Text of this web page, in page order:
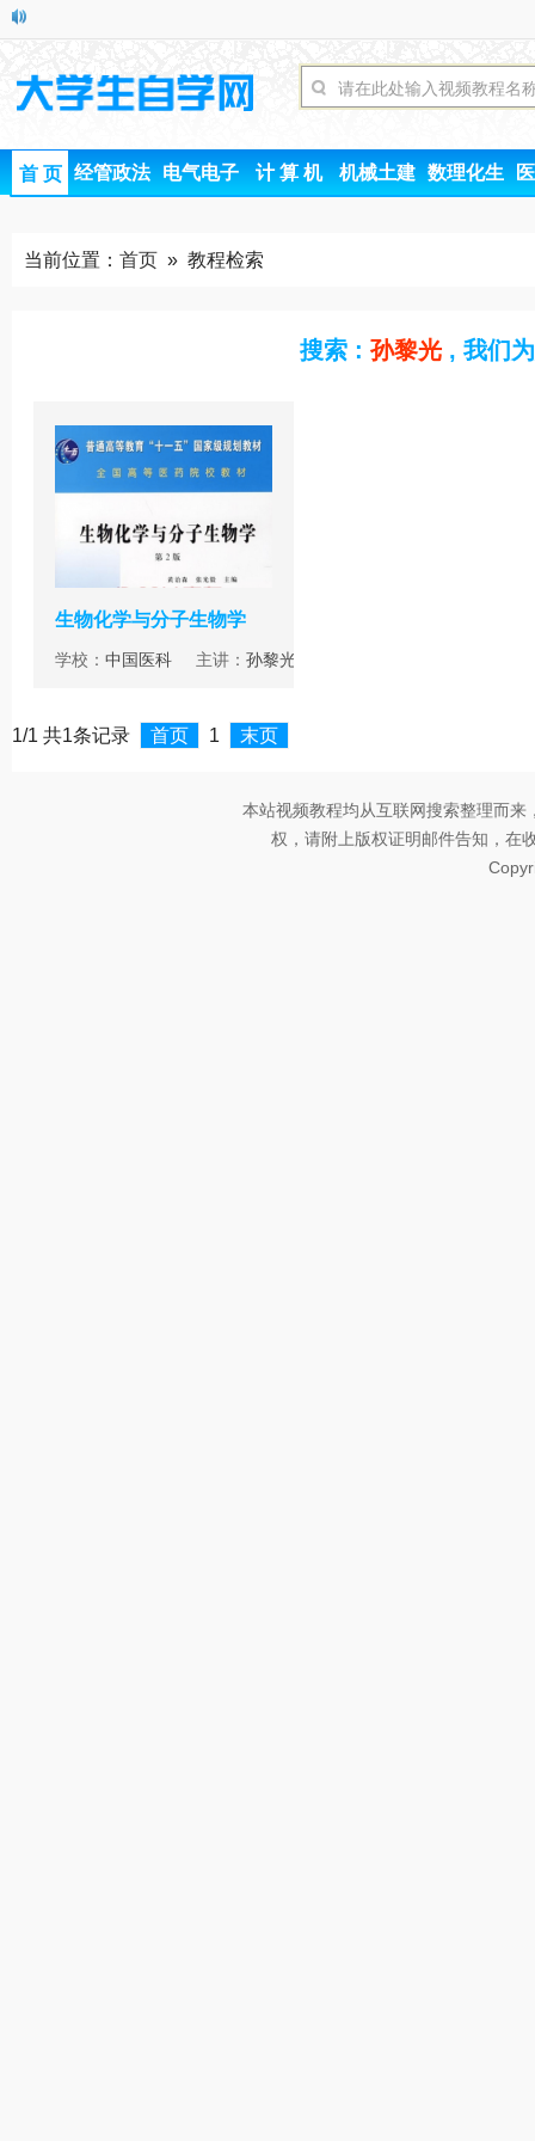
首 页 经管政法 电气电子 计 算 机 机械土建 数理化生
当前位置： 首页 » 教程检索
搜索 : 孙黎光 , 我们
生物化学与分子生物学
学校： 中国医科 主讲： 孙黎光
1/1 共1条记录 首页 1 末页
本站视频教程均从互联网搜索整理而
权，请附上版权证明邮件告知，在